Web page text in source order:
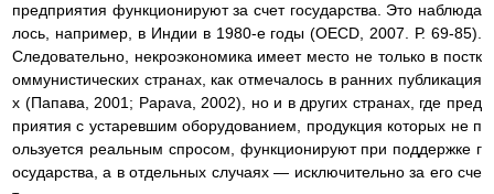
предприятия функционируют за счет государства. Это наблюда
лось, например, в Индии в 1980-е годы (OECD, 2007. Р. 69-85).
Следовательно, некроэкономика имеет место не только в постк
оммунистических странах, как отмечалось в ранних публикация
х (Папава, 2001; Papava, 2002), но и в других странах, где пред
приятия с устаревшим оборудованием, продукция которых не п
ользуется реальным спросом, функционируют при поддержке г
осударства, а в отдельных случаях — исключительно за его сче